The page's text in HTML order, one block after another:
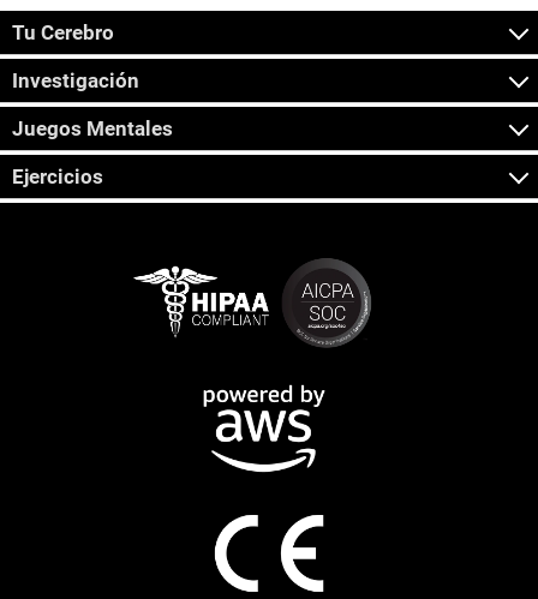
Tu Cerebro
Investigación
Juegos Mentales
Ejercicios